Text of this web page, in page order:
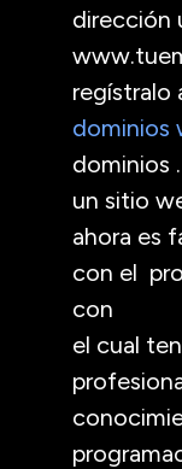
dirección
regístralo
dominios
dominios
un sitio
ahora es
con el
con
el cual